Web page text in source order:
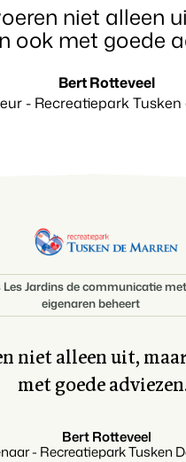
niet alleen
ook met goede
Bert Rotteveel
- Recreatiepark Tusken
Les Jardins de communicatie
eigenaren beheert
niet alleen uit,
met goede
Bert Rotteveel
- Recreatiepark Tusken